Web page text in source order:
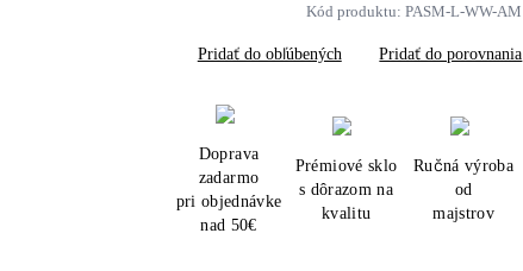
Kód produktu: PASM-L-WW-AM
Pridať do obľúbených Pridať do porovnania
Doprava
zadarmo
pri objednávke
nad 50€
Prémiové sklo
s dôrazom na
kvalitu
Ručná výroba
od
majstrov